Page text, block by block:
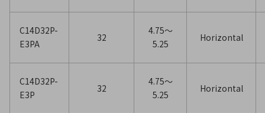
C14D32P-
E3PA
32
4.75〜
5.25
Horizontal
C14D32P-
E3P
32
4.75〜
5.25
Horizontal